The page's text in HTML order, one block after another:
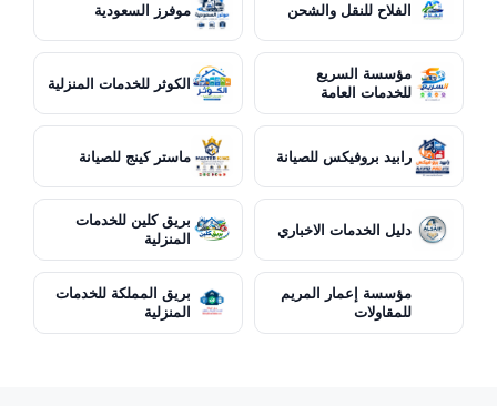
الفلاح للنقل والشحن موفرز السعودية
مؤسسة السريع
للخدمات العامة
الكوثر للخدمات المنزلية
رابيد بروفيكس للصيانة ماستر كينج للصيانة
دليل الخدمات الاخباري
بريق كلين للخدمات
المنزلية
مؤسسة إعمار المريم
للمقاولات
بريق المملكة للخدمات
المنزلية